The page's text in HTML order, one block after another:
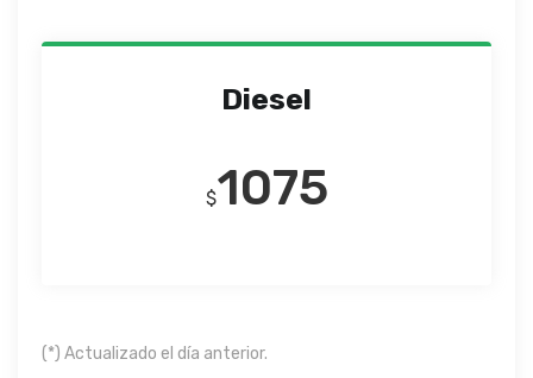
Diesel
$1075
(*) Actualizado el día anterior.